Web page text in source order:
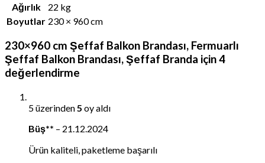
Ağırlık
22 kg
Boyutlar 230 × 960 cm
230×960 cm Şeffaf Balkon Brandası, Fermuarlı
Şeffaf Balkon Brandası, Şeffaf Branda için 4
değerlendirme
5 üzerinden5 oy aldı
Büş** – 21.12.2024
Ürün kaliteli, paketleme başarılı